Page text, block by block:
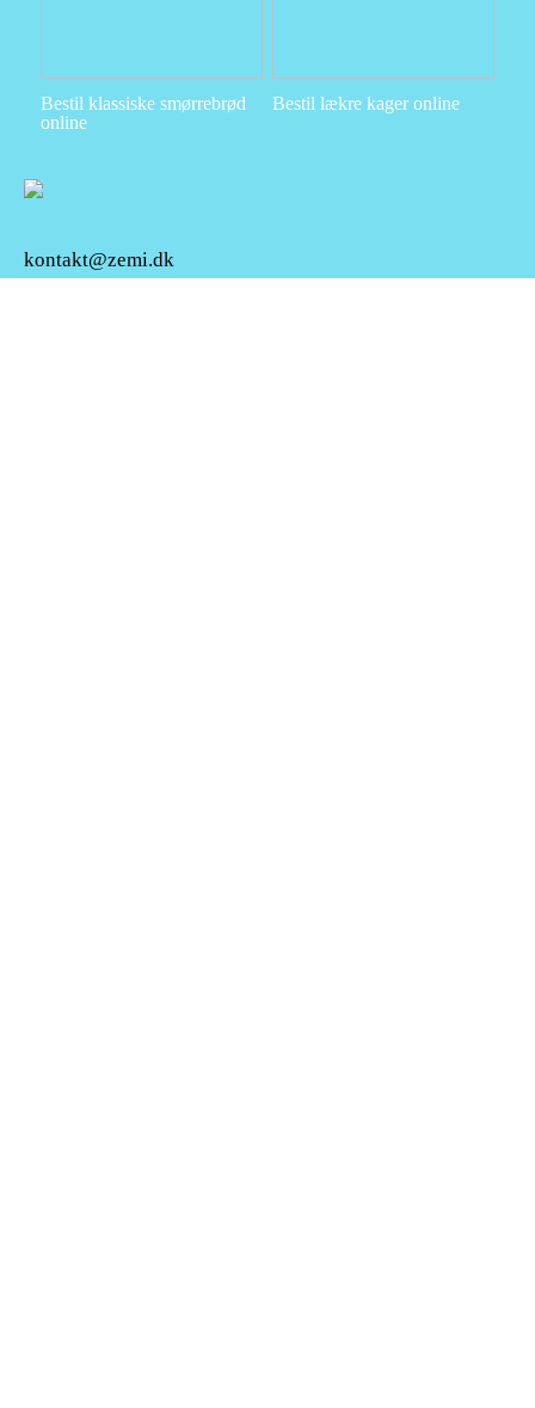
Bestil klassiske smørrebrød
online
Bestil lækre kager online
kontakt@zemi.dk